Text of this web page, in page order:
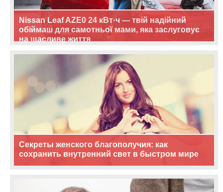
Nissan Leaf AZE0 24 кВт·ч — твій надійний
обіймаш для самотньої мами, яка заслуговує
на щасливе життя
Секреты женского благополучия: как
сохранить внутренний свет в быстром мире